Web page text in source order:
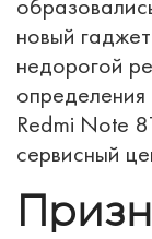
новый
недорогой
Redmi Note
сервисный